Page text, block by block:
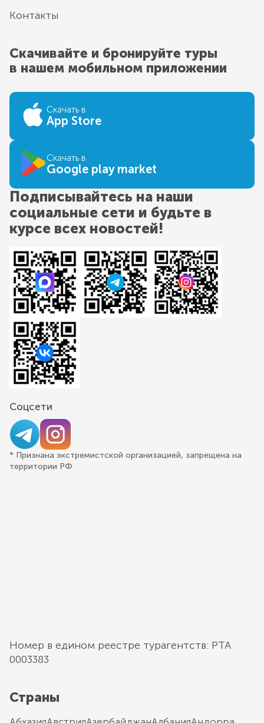
Контакты
Скачивайте и бронируйте туры
в нашем мобильном приложении
Скачать в
App Store
Скачать в
Google play market
Подписывайтесь на наши
социальные сети и будьте в
курсе всех новостей!
Соцсети
* Признана экстремистской организацией, запрещена на
территории РФ
Номер в едином реестре турагентств: РТА
0003383
Страны